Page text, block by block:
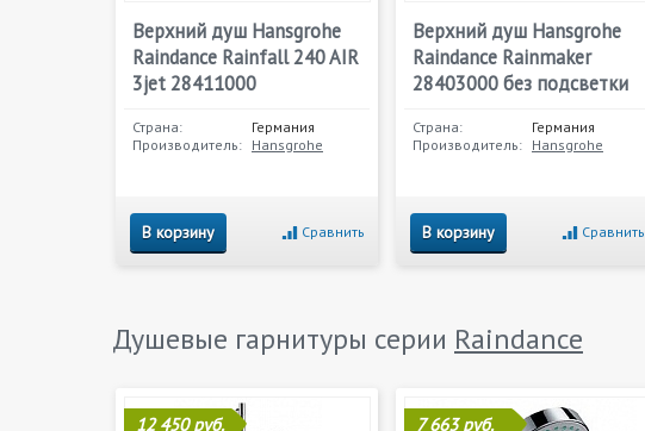
Верхний душ Hansgrohe
Raindance Rainfall 240 AIR
3jet 28411000
Страна:
Германия
Производитель: Hansgrohe
В корзину Сравнить
Верхний душ Hansgrohe
Raindance Rainmaker
28403000 без подсветки
Страна:
Германия
Производитель: Hansgrohe
В корзину Сравнить
Душевые гарнитуры серии Raindance
12 450 руб. 7 663 руб.